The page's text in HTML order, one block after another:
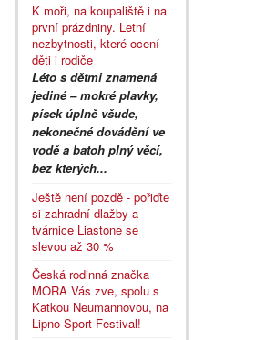
K moři, na koupaliště i na
první prázdniny. Letní
nezbytnosti, které ocení
děti i rodiče
Léto s dětmi znamená
jediné – mokré plavky,
písek úplně všude,
nekonečné dovádění ve
vodě a batoh plný věcí,
bez kterých...
Ještě není pozdě - pořiďte
si zahradní dlažby a
tvárnice Liastone se
slevou až 30 %
Česká rodinná značka
MORA Vás zve, spolu s
Katkou Neumannovou, na
Lipno Sport Festival!